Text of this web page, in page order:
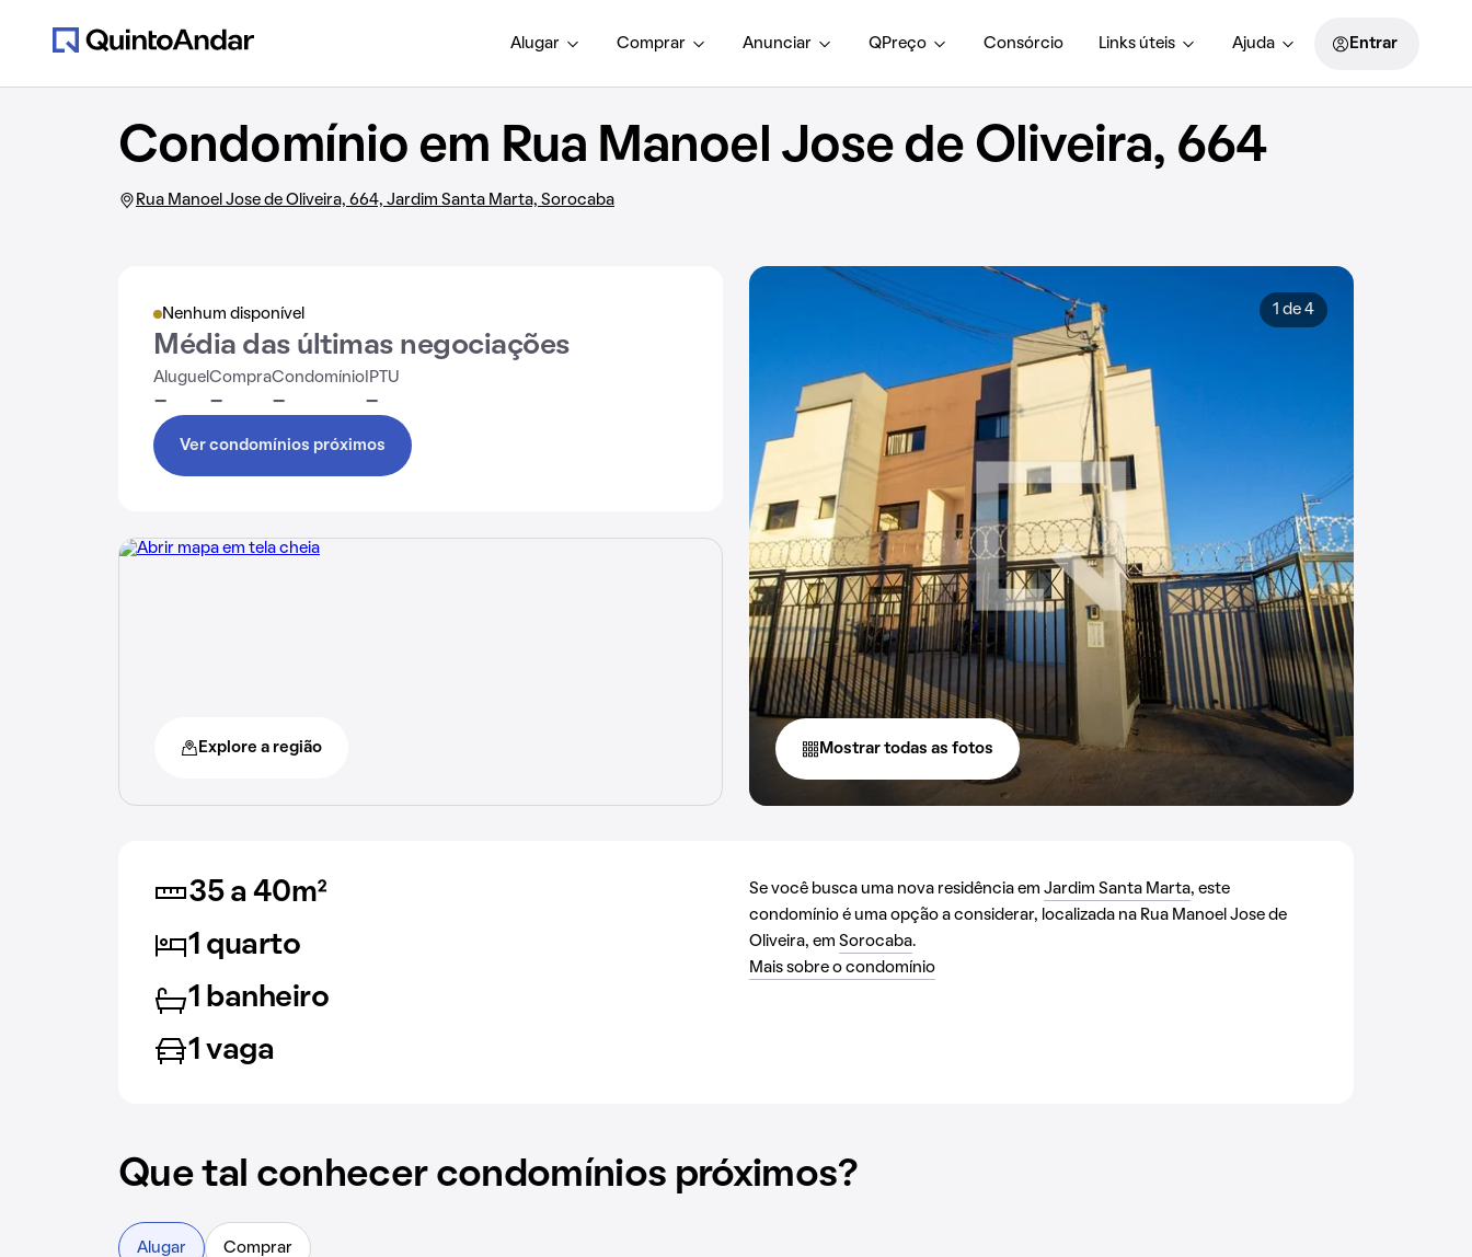
Alugar Comprar Anunciar QPreço Consórcio Links úteis Ajuda Entrar
Condomínio em Rua Manoel Jose de Oliveira, 664
Rua Manoel Jose de Oliveira, 664, Jardim Santa Marta, Sorocaba
Nenhum disponível
Média das últimas negociações
Aluguel
-
Compra
-
Condomínio
-
IPTU
-
Ver condomínios próximos
Explore a região
1 de 4
Mostrar todas as fotos
35 a 40m²
1 quarto
1 banheiro
1 vaga
Se você busca uma nova residência em Jardim Santa Marta, este
condomínio é uma opção a considerar, localizada na Rua Manoel Jose de
Oliveira, em Sorocaba.
Mais sobre o condomínio
Que tal conhecer condomínios próximos?
Alugar Comprar